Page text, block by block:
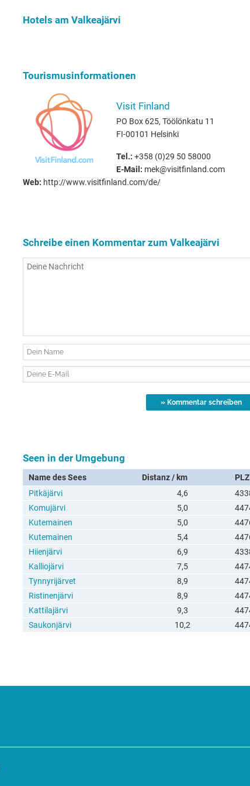
Hotels am Valkeajärvi
Tourismusinformationen
Visit Finland
PO Box 625, Töölönkatu 11
FI-00101 Helsinki
Tel.: +358 (0)29 50 58000
E-Mail: mek@visitfinland.com
Web: http://www.visitfinland.com/de/
Schreibe einen Kommentar zum Valkeajärvi
Seen in der Umgebung
Name des Sees Distanz / km PLZ
Pitkäjärvi
4,6
Komujärvi
5,0
Kutemainen
5,0
Kutemainen
5,4
Hiienjärvi
6,9
Kalliojärvi
7,5
Tynnyrijärvet
8,9
Ristinenjärvi
8,9
Kattilajärvi
9,3
Saukonjärvi
10,2